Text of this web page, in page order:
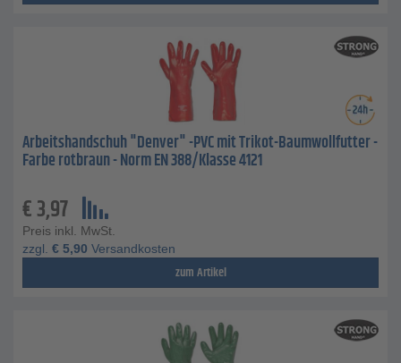
Arbeitshandschuh "Denver" -PVC mit Trikot-Baumwollfutter -
Farbe rotbraun - Norm EN 388/Klasse 4121
€3,97
Preis inkl. MwSt.
zzgl. € 5,90 Versandkosten
zum Artikel